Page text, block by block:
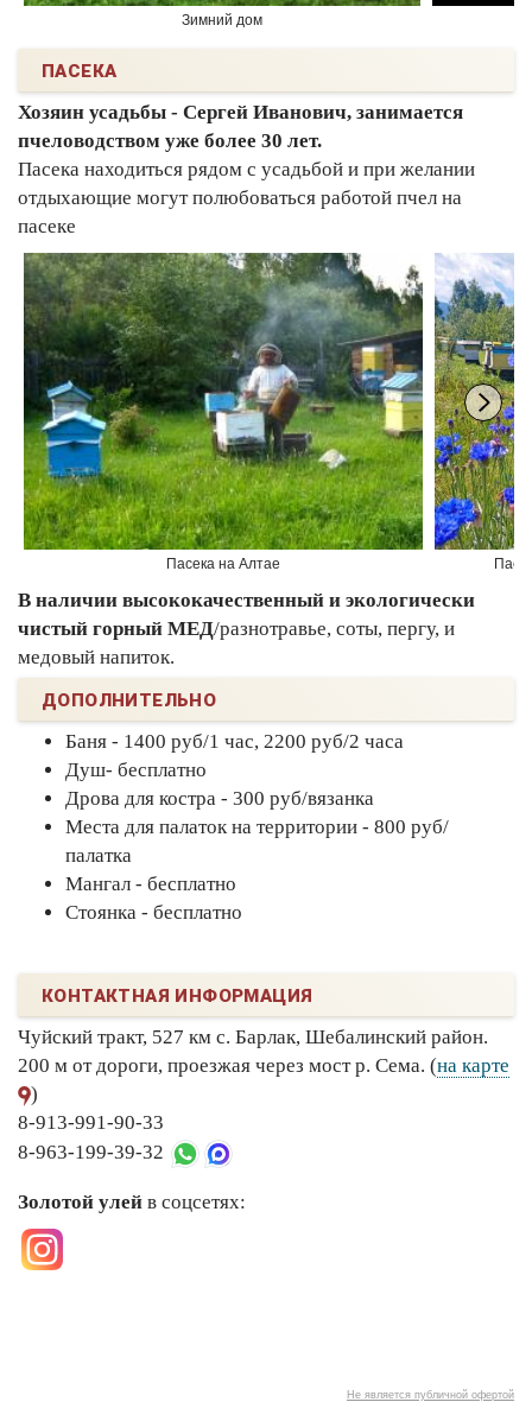
Зимний дом
ПАСЕКА
Хозяин усадьбы - Сергей Иванович, занимается
пчеловодством уже более 30 лет.
Пасека находиться рядом с усадьбой и при желании
отдыхающие могут полюбоваться работой пчел на
пасеке
Пасека на Алтае
В наличии высококачественный и экологически
чистый горный МЕД/разнотравье, соты, пергу, и
медовый напиток.
ДОПОЛНИТЕЛЬНО
Баня - 1400 руб/1 час, 2200 руб/2 часа
Душ- бесплатно
Дрова для костра - 300 руб/вязанка
Места для палаток на территории - 800 руб/
палатка
Мангал - бесплатно
Стоянка - бесплатно
КОНТАКТНАЯ ИНФОРМАЦИЯ
Чуйский тракт, 527 км с. Барлак, Шебалинский район.
200 м от дороги, проезжая через мост р. Сема. (на карте
)
8-913-991-90-33
8-963-199-39-32
Золотой улей в соцсетях:
Не является публичной офертой